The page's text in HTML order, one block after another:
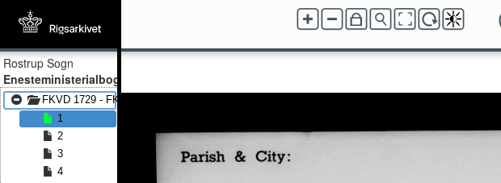
Rostrup Sogn
Enesteministerialbog
FKVD 1729 - FKVD 1754
1
2
3
4